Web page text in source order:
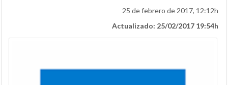
25 de febrero de 2017, 12:12h
Actualizado: 25/02/2017 19:54h